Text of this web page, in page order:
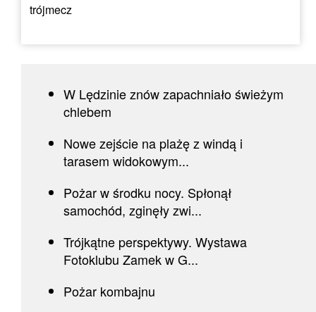
trójmecz
W Lędzinie znów zapachniało świeżym
chlebem
Nowe zejście na plażę z windą i
tarasem widokowym...
Pożar w środku nocy. Spłonął
samochód, zginęły zwi...
Trójkątne perspektywy. Wystawa
Fotoklubu Zamek w G...
Pożar kombajnu